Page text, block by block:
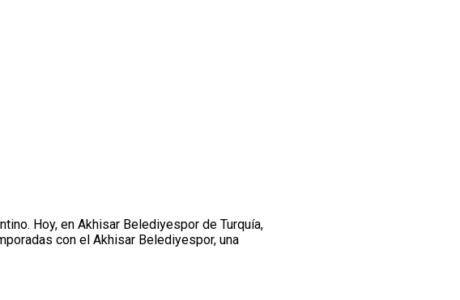
Hoy, en Akhisar Belediyespor de Turquía,
con el Akhisar Belediyespor, una